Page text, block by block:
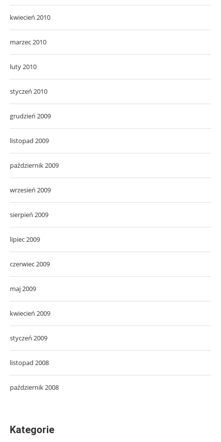
kwiecień 2010
marzec 2010
luty 2010
styczeń 2010
grudzień 2009
listopad 2009
październik 2009
wrzesień 2009
sierpień 2009
lipiec 2009
czerwiec 2009
maj 2009
kwiecień 2009
styczeń 2009
listopad 2008
październik 2008
Kategorie